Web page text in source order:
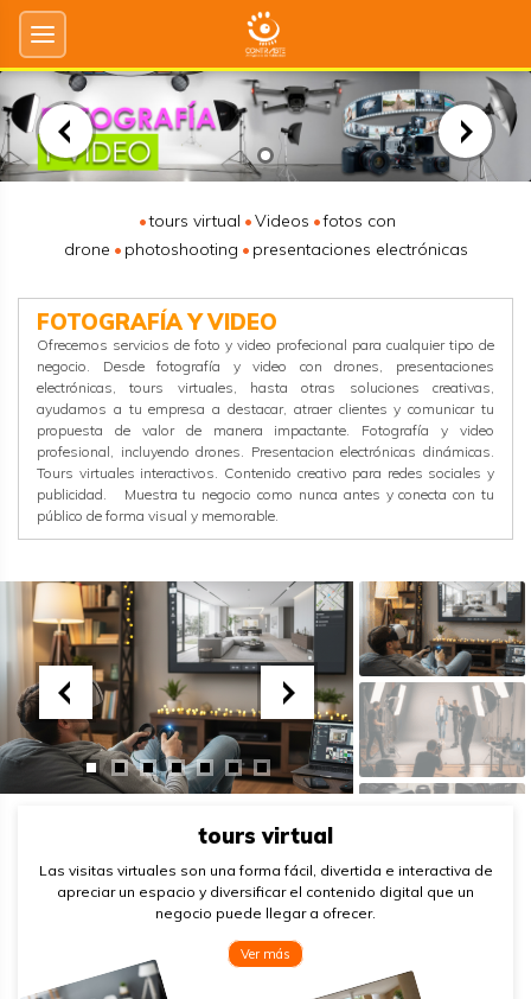
tours virtual Videos
fotos con
drone
photoshooting presentaciones electrónicas
FOTOGRAFÍA Y VIDEO
Ofrecemos servicios de foto y video profecional para cualquier tipo de
negocio. Desde fotografía y video con drones, presentaciones
electrónicas, tours virtuales, hasta otras soluciones creativas,
ayudamos a tu empresa a destacar, atraer clientes y comunicar tu
propuesta de valor de manera impactante. Fotografía y video
profesional, incluyendo drones. Presentacion electrónicas dinámicas.
Tours virtuales interactivos. Contenido creativo para redes sociales y
publicidad. Muestra tu negocio como nunca antes y conecta con tu
público de forma visual y memorable.
tours virtual
Las visitas virtuales son una forma fácil, divertida e interactiva de
apreciar un espacio y diversificar el contenido digital que un
negocio puede llegar a ofrecer.
Ver más